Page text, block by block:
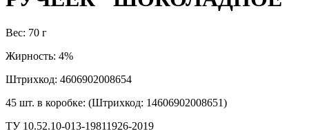
Вес: 70 г
Жирность: 4%
Штрихкод: 4606902008654
45 шт. в коробке: (Штрихкод: 14606902008651)
ТУ 10.52.10-013-19811926-2019